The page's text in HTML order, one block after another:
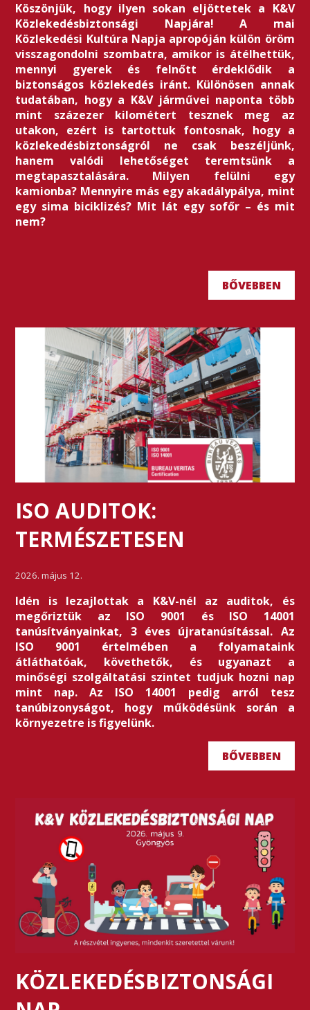
Köszönjük, hogy ilyen sokan eljöttetek a K&V
Közlekedésbiztonsági Napjára! A mai
Közlekedési Kultúra Napja apropóján külön öröm
visszagondolni szombatra, amikor is átélhettük,
mennyi gyerek és felnőtt érdeklődik a
biztonságos közlekedés iránt. Különösen annak
tudatában, hogy a K&V járművei naponta több
mint százezer kilométert tesznek meg az
utakon, ezért is tartottuk fontosnak, hogy a
közlekedésbiztonságról ne csak beszéljünk,
hanem valódi lehetőséget teremtsünk a
megtapasztalására. Milyen felülni egy
kamionba? Mennyire más egy akadálypálya, mint
egy sima biciklizés? Mit lát egy sofőr – és mit
nem?
BŐVEBBEN
ISO AUDITOK:
TERMÉSZETESEN
2026. május 12.
Idén is lezajlottak a K&V-nél az auditok, és
megőriztük az ISO 9001 és ISO 14001
tanúsítványainkat, 3 éves újratanúsítással. Az
ISO 9001 értelmében a folyamataink
átláthatóak, követhetők, és ugyanazt a
minőségi szolgáltatási szintet tudjuk hozni nap
mint nap. Az ISO 14001 pedig arról tesz
tanúbizonyságot, hogy működésünk során a
környezetre is figyelünk.
BŐVEBBEN
KÖZLEKEDÉSBIZTONSÁGI